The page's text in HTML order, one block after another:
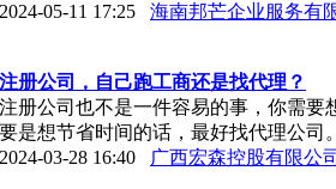
2024-05-11 17:25
海南邦芒企业服务有
注册公司，自己跑工商还是找代理？
注册公司也不是一件容易的事，你需
要是想节省时间的话，最好找代理公司
2024-03-28 16:40
广西宏森控股有限公